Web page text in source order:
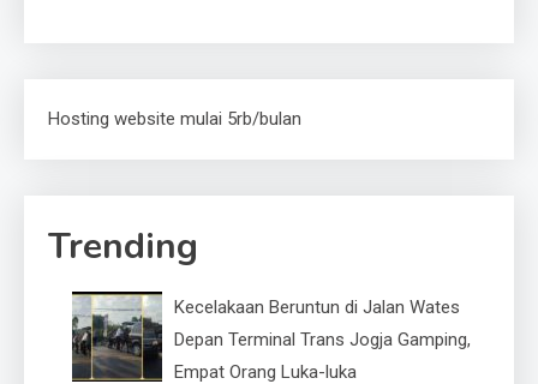
Hosting website mulai 5rb/bulan
Trending
Kecelakaan Beruntun di Jalan Wates
Depan Terminal Trans Jogja Gamping,
Empat Orang Luka-luka